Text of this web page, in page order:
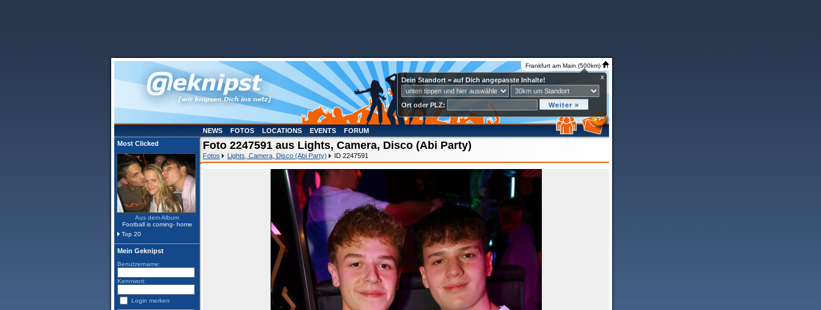
Frankfurt am Main (500km)
Dein Standort = auf Dich angepasste Inhalte! x
Ort oder PLZ:
NEWS FOTOS LOCATIONS EVENTS
FORUM
Most Clicked
Aus dem Album
Football is coming- home
Top 20
Mein Geknipst
Benutzername:
Kennwort:
Login merken
Foto 2247591 aus Lights, Camera, Disco (Abi Party)
Fotos Lights, Camera, Disco (Abi Party) ID 2247591